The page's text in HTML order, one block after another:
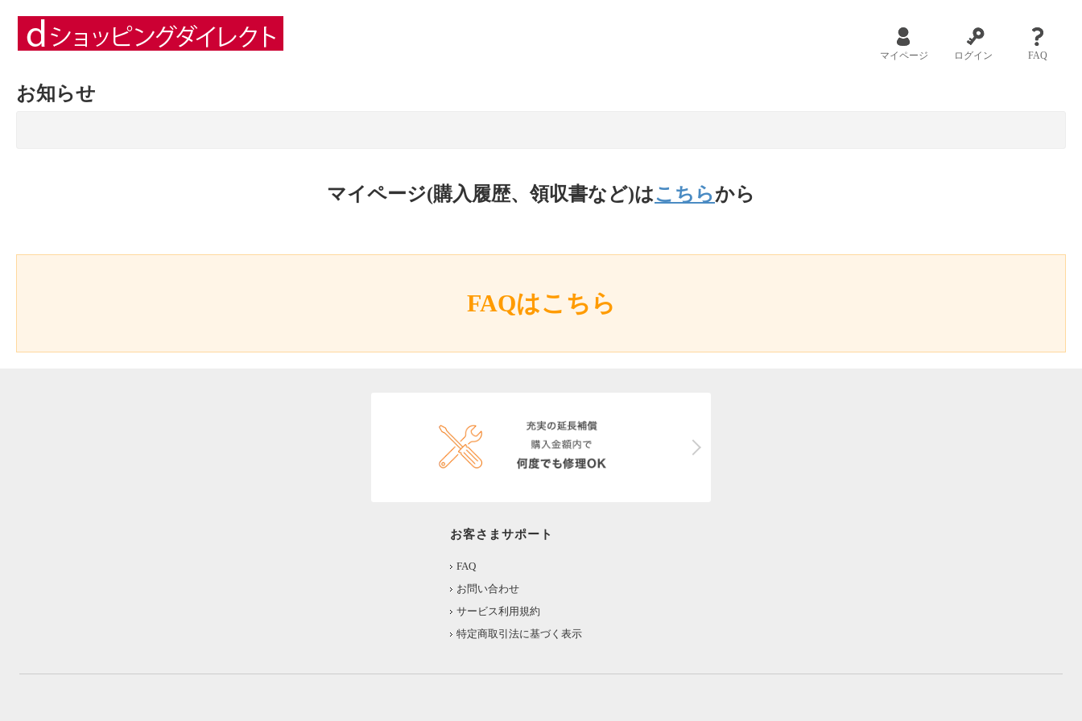
マイページ ログイン FAQ
お知らせ
マイページ(購入履歴、領収書など)はこちらから
FAQはこちら
お客さまサポート
FAQ
お問い合わせ
サービス利用規約
特定商取引法に基づく表示